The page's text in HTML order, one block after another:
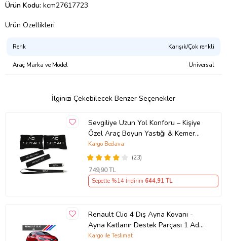
Ürün Kodu: kcm27617723
Ürün Özellikleri
Renk Karışık/Çok renkli
Araç Marka ve Model Universal
İlginizi Çekebilecek Benzer Seçenekler
Sevgiliye Uzun Yol Konforu – Kişiye
Özel Araç Boyun Yastığı & Kemer
Pedi Hediye Seti
(23)
Kargo Bedava
749,90 TL
Sepette %14 İndirim 644,91 TL
Renault Clio 4 Dış Ayna Kovanı -
Ayna Katlanır Destek Parçası 1 Adet
490307706 M3625
Kargo ile Teslimat